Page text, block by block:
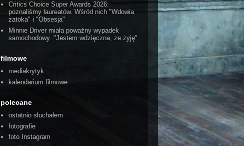
Critics Choice Super Awards 2026:
poznaliśmy laureatów. Wśród nich "Wdowia
zatoka" i "Obsesja"
Minnie Driver miała poważny wypadek
samochodowy. "Jestem wdzięczna, że żyję"
filmowe
mediakrytyk
kalendarium filmowe
polecane
ostatnio słuchałem
fotografie
foto Instagram